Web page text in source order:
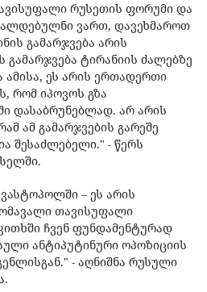
რუსეთის ფორუმი და
ვართ, დავეხმაროთ
გამარჯვება არის
ტირანიის ძალებზე
ეს არის ერთადერთი
რომ იპოვოს გზა
დასაბრუნებლად. არ არის
ამ გამარჯვების გარეშე
შესაძლებელი." - წერს
– ეს არის
თავისუფალი
ჩვენ ფუნდამენტურად
ანტიპუტინური ოპოზიციის
- აღნიშნა რუსული